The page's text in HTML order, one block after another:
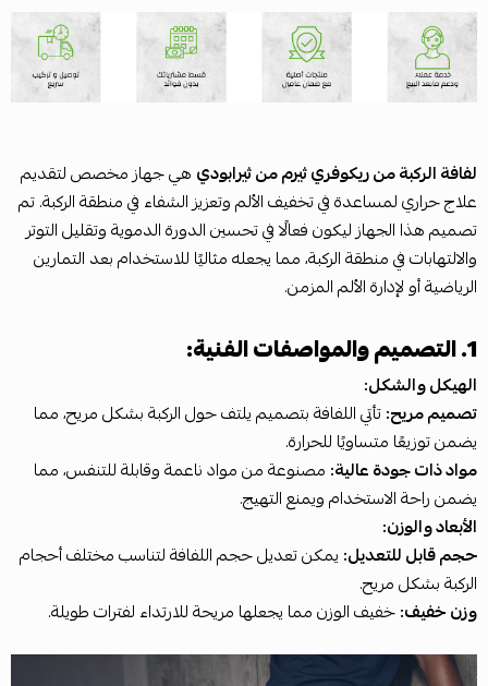
لفافة الركبة من ريكوفري ثيرم من ثيرابودي هي جهاز مخصص لتقديم
علاج حراري لمساعدة في تخفيف الألم وتعزيز الشفاء في منطقة الركبة. تم
تصميم هذا الجهاز ليكون فعالًا في تحسين الدورة الدموية وتقليل التوتر
والالتهابات في منطقة الركبة، مما يجعله مثاليًا للاستخدام بعد التمارين
الرياضية أو لإدارة الألم المزمن.
1. التصميم والمواصفات الفنية:
الهيكل والشكل:
تصميم مريح:تأتي اللفافة بتصميم يلتف حول الركبة بشكل مريح، مما
يضمن توزيعًا متساويًا للحرارة.
مواد ذات جودة عالية: مصنوعة من مواد ناعمة وقابلة للتنفس، مما
يضمن راحة الاستخدام ويمنع التهيج.
الأبعاد والوزن:
حجم قابل للتعديل: يمكن تعديل حجم اللفافة لتناسب مختلف أحجام
الركبة بشكل مريح.
وزن خفيف:خفيف الوزن مما يجعلها مريحة للارتداء لفترات طويلة.